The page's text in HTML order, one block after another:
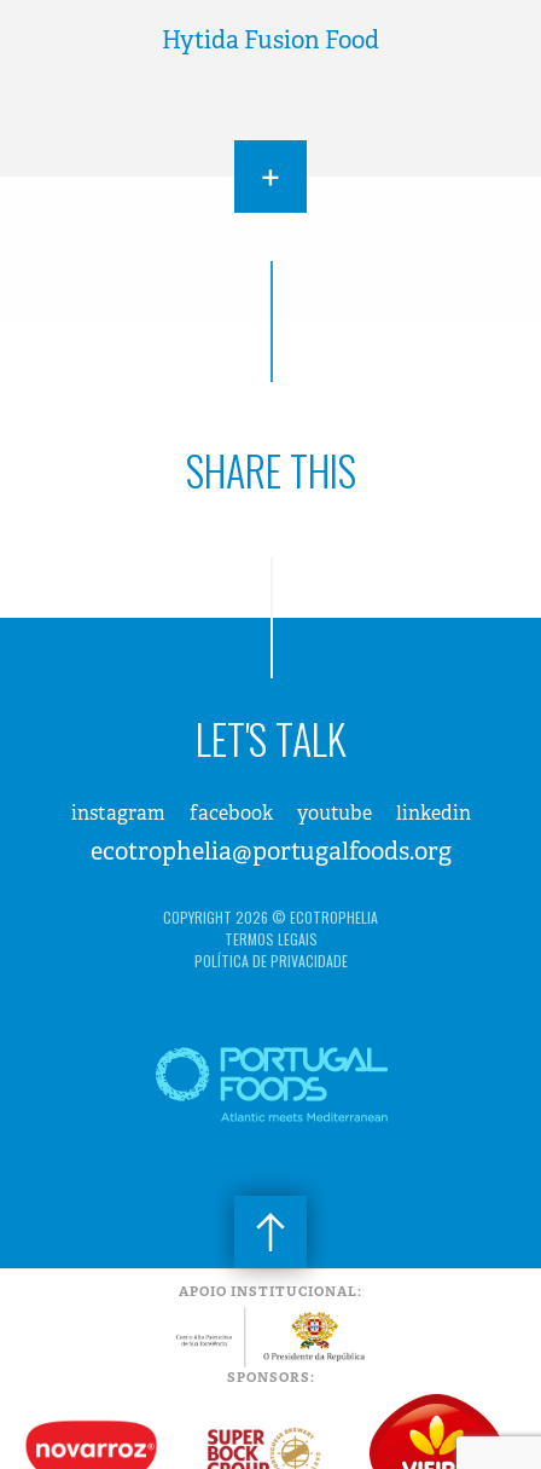
Hytida Fusion Food
+
SHARE THIS
LET'S TALK
instagram facebook youtube linkedin
ecotrophelia@portugalfoods.org
COPYRIGHT 2026 © ECOTROPHELIA
TERMOS LEGAIS
POLÍTICA DE PRIVACIDADE
APOIO INSTITUCIONAL:
SPONSORS: